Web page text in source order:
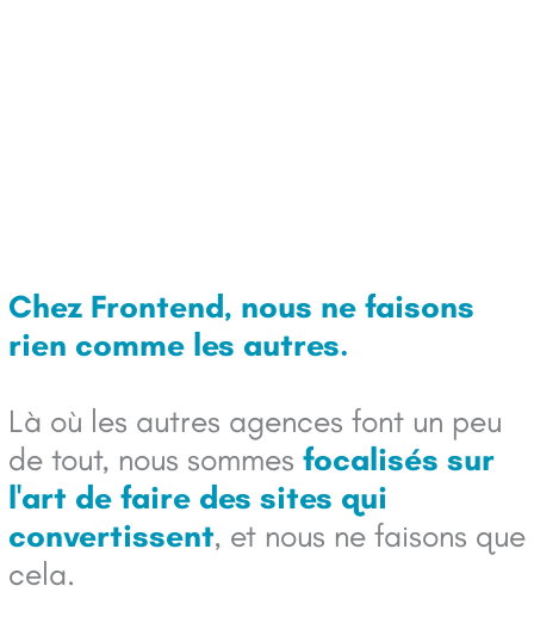
Chez Frontend, nous ne faisons
rien comme les autres.
Là où les autres agences font un peu
de tout, nous sommes focalisés sur
l'art de faire des sites qui
convertissent, et nous ne faisons que
cela.